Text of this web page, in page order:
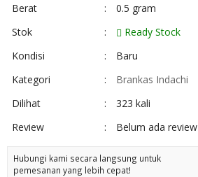
Berat
:
0.5 gram
Stok
:
Ready Stock
Kondisi
:
Baru
Kategori
:
Brankas Indachi
Dilihat
:
323 kali
Review
: Belum ada review
Hubungi kami secara langsung untuk
pemesanan yang lebih cepat!